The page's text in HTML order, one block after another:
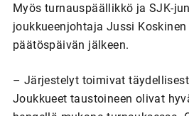
Myös turnauspäällikkö ja SJK-
joukkueenjohtaja Jussi
päätöspäivän jälkeen.
– Järjestelyt toimivat
Joukkueet taustoineen olivat